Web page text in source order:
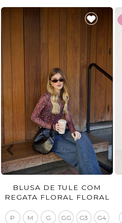
BLUSA DE TULE COM
REGATA FLORAL FLORAL
P M G GG G3 G4